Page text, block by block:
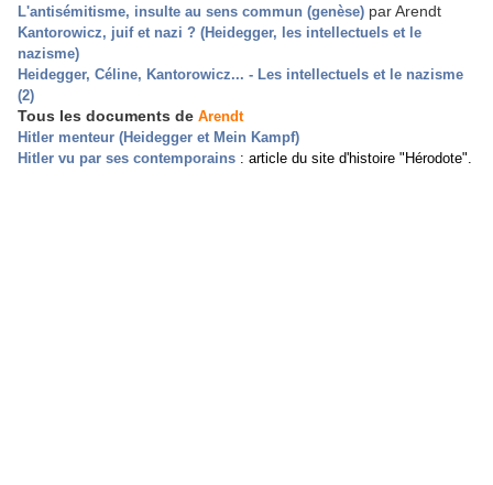
L'antisémitisme, insulte au sens commun (genèse) par Arendt
Kantorowicz, juif et nazi ? (Heidegger, les intellectuels et le
nazisme)
Heidegger, Céline, Kantorowicz... - Les intellectuels et le nazisme
(2)
Tous les documents de Arendt
Hitler menteur (Heidegger et Mein Kampf)
Hitler vu par ses contemporains : article du site d'histoire "Hérodote".